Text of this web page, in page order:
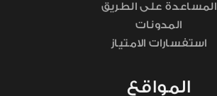
المساعدة على الطريق
المدونات
استفسارات الامتياز
المواقع